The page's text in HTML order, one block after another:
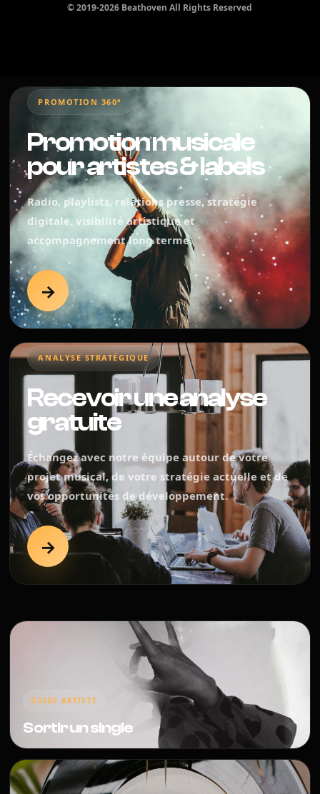
© 2019-2026 Beathoven All Rights Reserved
PROMOTION 360°
Promotion musicale
pour artistes & labels
Radio, playlists, relations presse, stratégie
digitale, visibilité artistique et
accompagnement long terme.
→
ANALYSE STRATÉGIQUE
Recevoir une analyse
gratuite
Échangez avec notre équipe autour de votre
projet musical, de votre stratégie actuelle et de
vos opportunités de développement.
→
GUIDE ARTISTE
Sortir un single